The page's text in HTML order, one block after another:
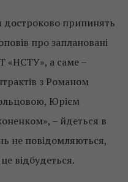
достроково припинять
про заплановані
«НСТУ», а саме –
з Романом
Юрієм
– йдеться в
не повідомляються,
відбудеться.